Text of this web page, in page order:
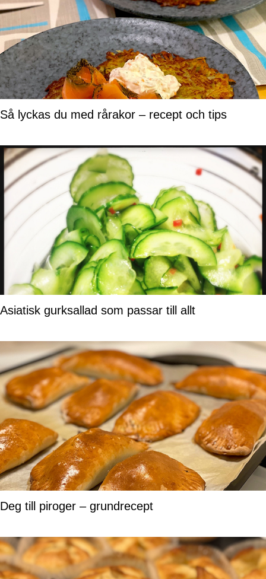
Så lyckas du med rårakor – recept och tips
Asiatisk gurksallad som passar till allt
Deg till piroger – grundrecept